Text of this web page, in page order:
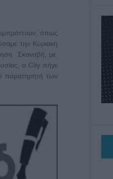
όπως
την Κυριακή
Σκαναβή, με
ο City πήγε
παρατηρητή των